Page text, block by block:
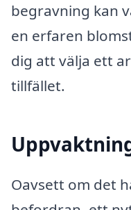
begravning kan
en erfaren
dig att välja ett
tillfället.
Oavsett om det